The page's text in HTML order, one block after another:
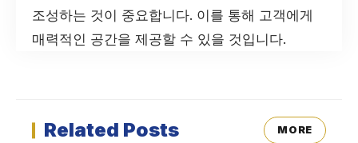
조성하는 것이 중요합니다. 이를 통해 고객에게
매력적인 공간을 제공할 수 있을 것입니다.
Related Posts MORE